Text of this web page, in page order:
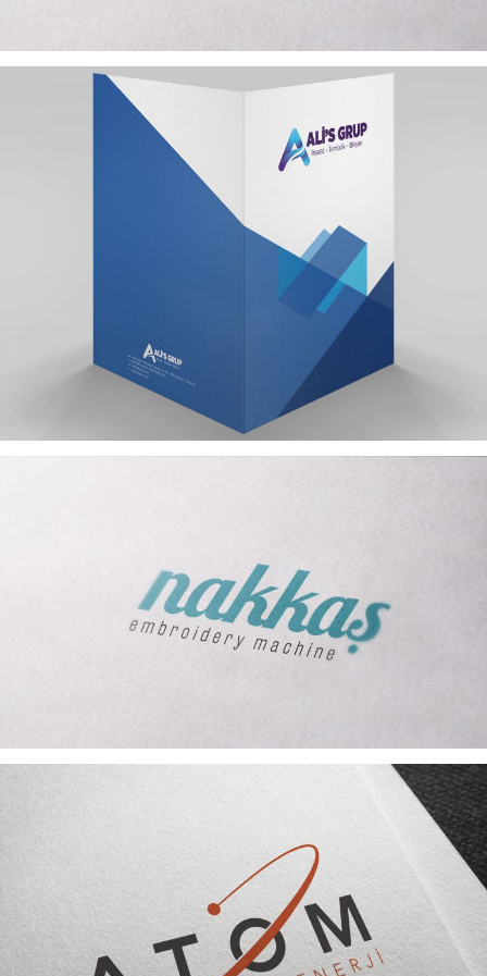
ALIS GRUP KURUMSAL KIMLIK
NAKKAŞ LOGO TASARIMI
ATOM ISI LOGO VE KURUMSAL KIMLIK